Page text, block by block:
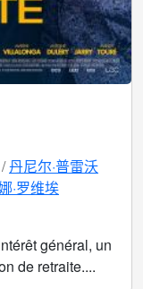
丹尼尔·普雷沃
·罗维埃
général, un
de retraite....